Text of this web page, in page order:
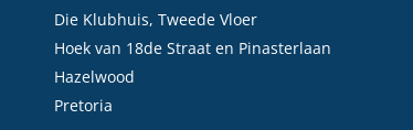
Die Klubhuis, Tweede Vloer
Hoek van 18de Straat en Pinasterlaan
Hazelwood
Pretoria